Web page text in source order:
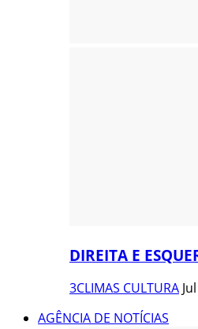
DIREITA E
3CLIMAS CULTURA
AGÊNCIA DE NOTÍCIAS